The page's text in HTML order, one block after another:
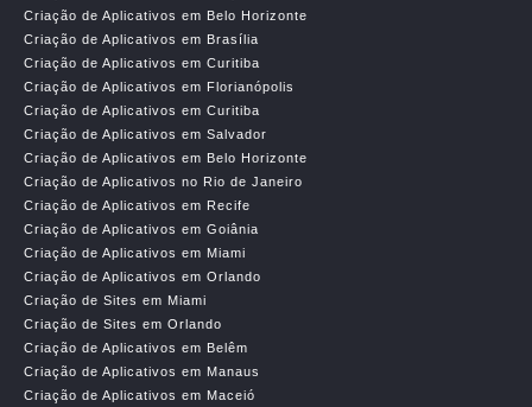
Criação de Aplicativos em Belo Horizonte
Criação de Aplicativos em Brasília
Criação de Aplicativos em Curitiba
Criação de Aplicativos em Florianópolis
Criação de Aplicativos em Curitiba
Criação de Aplicativos em Salvador
Criação de Aplicativos em Belo Horizonte
Criação de Aplicativos no Rio de Janeiro
Criação de Aplicativos em Recife
Criação de Aplicativos em Goiânia
Criação de Aplicativos em Miami
Criação de Aplicativos em Orlando
Criação de Sites em Miami
Criação de Sites em Orlando
Criação de Aplicativos em Belêm
Criação de Aplicativos em Manaus
Criação de Aplicativos em Maceió